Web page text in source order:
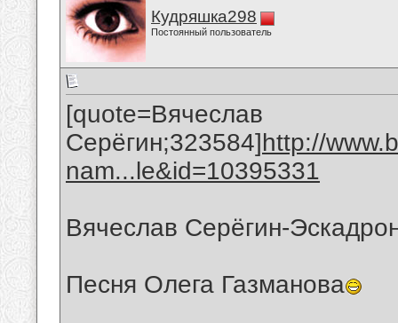
Кудряшка298
Постоянный пользователь
[quote=Вячеслав
Серёгин;323584]http://
nam...le&id=10395331
Вячеслав Серёгин-
Песня Олега Газманова